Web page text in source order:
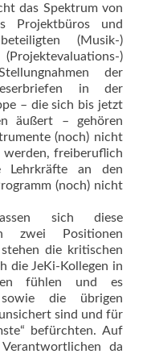
das Spektrum von
Projektbüros und
(Musik-)
)
der
in der
– die sich bis jetzt
äußert – gehören
(noch) nicht
werden, freiberuflich
Lehrkräfte an den
(noch) nicht
sich diese
zwei Positionen
die kritischen
die JeKi-Kollegen in
fühlen und es
die übrigen
sind und für
befürchten. Auf
da